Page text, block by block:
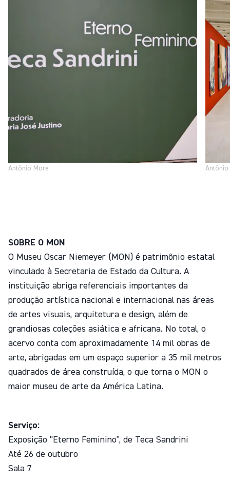
Antônio More Antônio
SOBRE O MON
O Museu Oscar Niemeyer (MON) é patrimônio estatal
vinculado à Secretaria de Estado da Cultura. A
instituição abriga referenciais importantes da
produção artística nacional e internacional nas áreas
de artes visuais, arquitetura e design, além de
grandiosas coleções asiática e africana. No total, o
acervo conta com aproximadamente 14 mil obras de
arte, abrigadas em um espaço superior a 35 mil metros
quadrados de área construída, o que torna o MON o
maior museu de arte da América Latina.
Serviço:
Exposição “Eterno Feminino”, de Teca Sandrini
Até 26 de outubro
Sala 7